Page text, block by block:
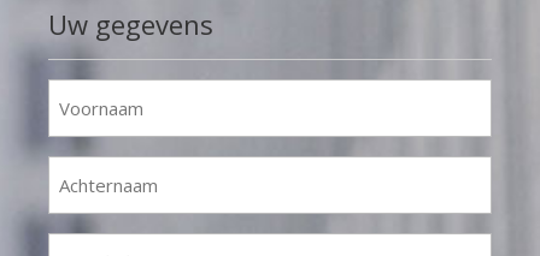
Uw gegevens
(Required)
(Required)